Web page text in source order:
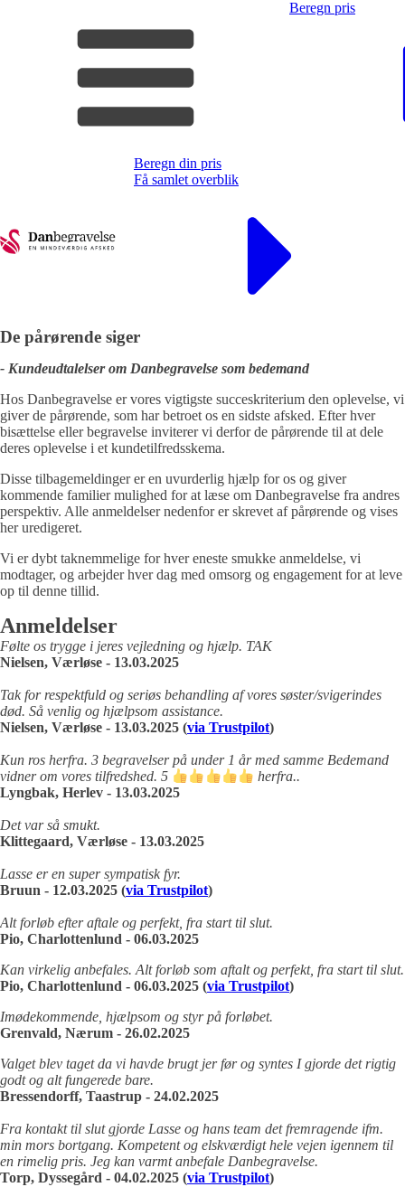
Beregn pris
Beregn din pris
Få samlet overblik
De pårørende siger
- Kundeudtalelser om Danbegravelse som bedemand
Hos Danbegravelse er vores vigtigste succeskriterium den oplevelse, vi
giver de pårørende, som har betroet os en sidste afsked. Efter hver
bisættelse eller begravelse inviterer vi derfor de pårørende til at dele
deres oplevelse i et kundetilfredsskema.
Disse tilbagemeldinger er en uvurderlig hjælp for os og giver
kommende familier mulighed for at læse om Danbegravelse fra andres
perspektiv. Alle anmeldelser nedenfor er skrevet af pårørende og vises
her uredigeret.
Vi er dybt taknemmelige for hver eneste smukke anmeldelse, vi
modtager, og arbejder hver dag med omsorg og engagement for at leve
op til denne tillid.
Anmeldelser
Følte os trygge i jeres vejledning og hjælp. TAK
Nielsen, Værløse - 13.03.2025
Tak for respektfuld og seriøs behandling af vores søster/svigerindes
død. Så venlig og hjælpsom assistance.
Nielsen, Værløse - 13.03.2025 (via Trustpilot)
Kun ros herfra. 3 begravelser på under 1 år med samme Bedemand
vidner om vores tilfredshed. 5
herfra..
Lyngbak, Herlev - 13.03.2025
Det var så smukt.
Klittegaard, Værløse - 13.03.2025
Lasse er en super sympatisk fyr.
Bruun - 12.03.2025 (via Trustpilot)
Alt forløb efter aftale og perfekt, fra start til slut.
Pio, Charlottenlund - 06.03.2025
Kan virkelig anbefales. Alt forløb som aftalt og perfekt, fra start til slut.
Pio, Charlottenlund - 06.03.2025 (via Trustpilot)
Imødekommende, hjælpsom og styr på forløbet.
Grenvald, Nærum - 26.02.2025
Valget blev taget da vi havde brugt jer før og syntes I gjorde det rigtig
godt og alt fungerede bare.
Bressendorff, Taastrup - 24.02.2025
Fra kontakt til slut gjorde Lasse og hans team det fremragende ifm.
min mors bortgang. Kompetent og elskværdigt hele vejen igennem til
en rimelig pris. Jeg kan varmt anbefale Danbegravelse.
Torp, Dyssegård - 04.02.2025 (via Trustpilot)